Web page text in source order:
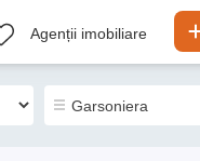
Agenții imobiliare
Hartă Listă